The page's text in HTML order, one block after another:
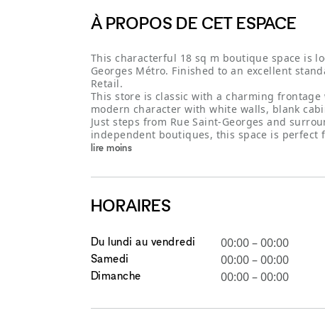
À PROPOS DE CET ESPACE
This characterful 18 sq m boutique space is
Georges Métro. Finished to an excellent
Retail.
This store is classic with a charming
modern character with white walls, blank
Just steps from Rue Saint-Georges and
independent boutiques, this space is
lire moins
HORAIRES
Du lundi au vendredi 00:00–00:00
Samedi 00:00–00:00
Dimanche 00:00–00:00